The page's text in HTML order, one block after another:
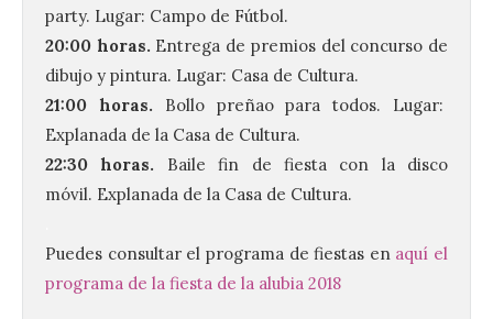
party. Lugar: Campo de Fútbol.
20:00 horas. Entrega de premios del concurso de
dibujo y pintura. Lugar: Casa de Cultura.
21:00 horas. Bollo preñao para todos. Lugar:
Explanada de la Casa de Cultura.
22:30 horas. Baile fin de fiesta con la disco
móvil. Explanada de la Casa de Cultura.
Puedes consultar el programa de fiestas en aquí el
programa de la fiesta de la alubia 2018
El Ayuntamiento de La
Bañeza presenta el
Festival One More Time,